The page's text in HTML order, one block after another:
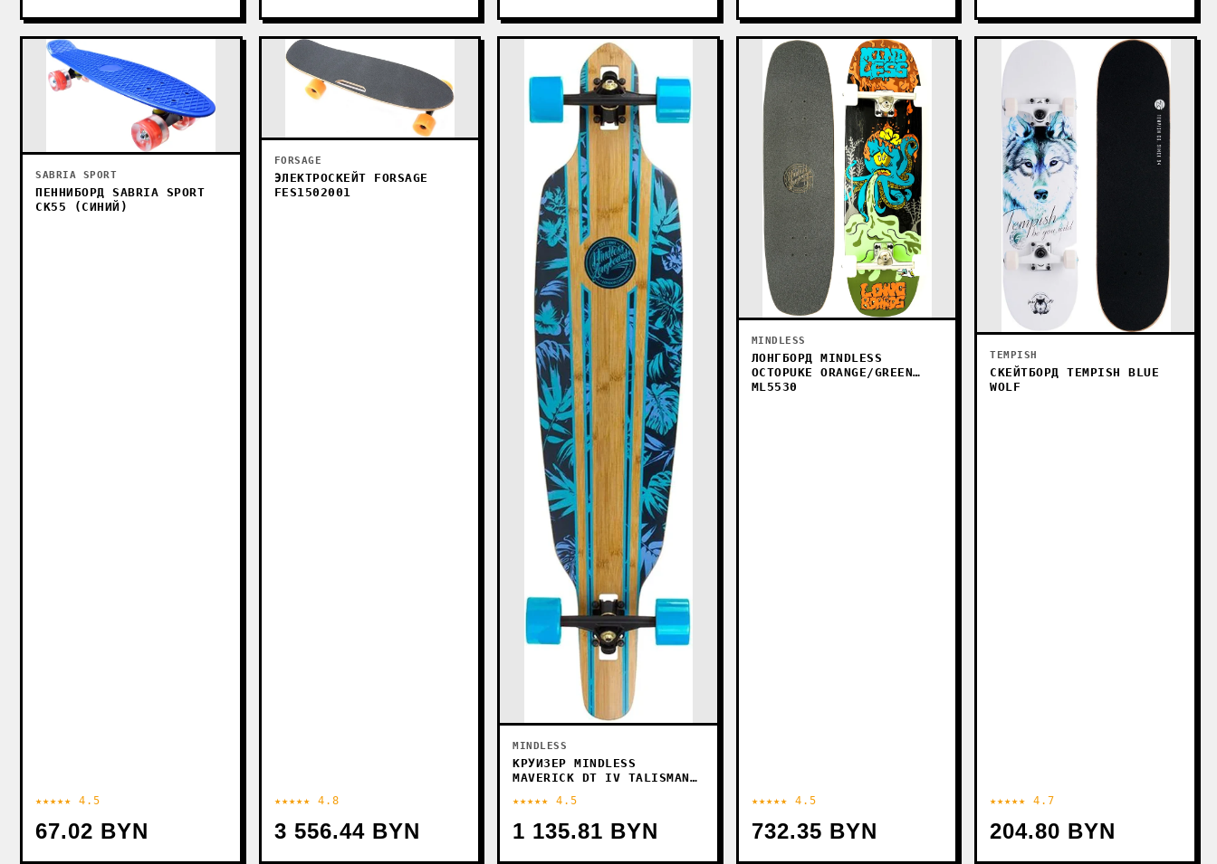
SABRIA SPORT
ПЕННИБОРД SABRIA SPORT
СК55 (СИНИЙ)
★★★★★ 4.5
67.02 BYN
FORSAGE
ЭЛЕКТРОСКЕЙТ FORSAGE
FES1502001
★★★★★ 4.8
3 556.44 BYN
MINDLESS
КРУИЗЕР MINDLESS
MAVERICK DT IV TALISMAN
★★★★★ 4.5
1 135.81 BYN
MINDLESS
ЛОНГБОРД MINDLESS
OCTOPUKE ORANGE/GREEN
ML5530
★★★★★ 4.5
732.35 BYN
TEMPISH
СКЕЙТБОРД TEMPISH BLUE
WOLF
★★★★★ 4.7
204.80 BYN